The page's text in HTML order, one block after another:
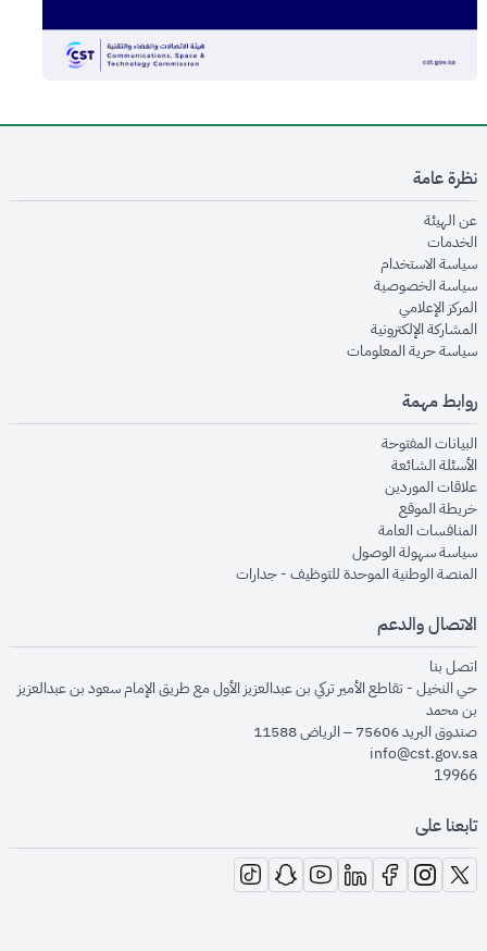
نظرة عامة
عن الهيئةopens in new window
الخدماتopens in new window
سياسة الاستخدام
سياسة الخصوصيةopens in new window
المركز الإعلاميopens in new window
المشاركة الإلكترونيةopens in new window
سياسة حرية المعلوماتopens in new window
روابط مهمة
البيانات المفتوحةopens in new window
الأسئلة الشائعةopens in new window
علاقات الموردينopens in new window
خريطة الموقعopens in new window
المنافسات العامةopens in new window
سياسة سهولة الوصولopens in new window
المنصة الوطنية الموحدة للتوظيف - جداراتopens in new window
الاتصال والدعم
اتصل بنا
حي النخيل - تقاطع الأمير تركي بن عبدالعزيز الأول مع طريق الإمام سعود بن عبدالعزيز
بن محمد
صندوق البريد 75606 – الرياض 11588
info@cst.gov.sa
19966
تابعنا على
opens in new window
opens in new window
opens in new window
opens in new window
opens in new window
opens in new window
opens in new window